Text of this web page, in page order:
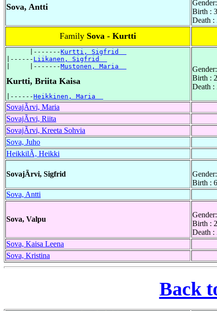
Sova, Antti
Birth :
Death :
Family Sova - Kurtti
      |-------
Kurtti, Sigfrid
|------ Liikanen, Sigfrid
|     |-------Mustonen, Maria
Kurtti, Briita Kaisa
|------Heikkinen, Maria
Birth :
Death :
SovajÃrvi, Maria
SovajÃrvi, Riita
SovajÃrvi, Kreeta Sohvia
Sova, Juho
HeikkilÃ, Heikki
SovajÃrvi, Sigfrid
Birth :
Sova, Antti
Sova, Valpu
Birth :
Death
Sova, Kaisa Leena
Sova, Kristina
Back